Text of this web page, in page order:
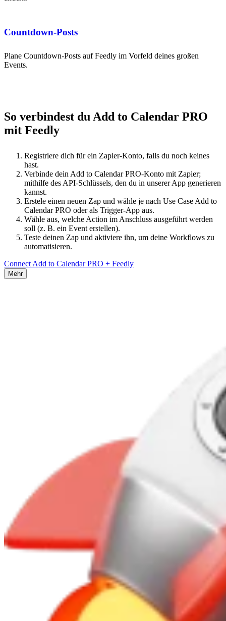
Countdown-Posts
Plane Countdown-Posts auf Feedly im Vorfeld deines großen
Events.
So verbindest du Add to Calendar PRO
mit Feedly
Registriere dich für ein Zapier-Konto, falls du noch keines
hast.
Verbinde dein Add to Calendar PRO-Konto mit Zapier;
mithilfe des API-Schlüssels, den du in unserer App generieren
kannst.
Erstele einen neuen Zap und wähle je nach Use Case Add to
Calendar PRO oder als Trigger-App aus.
Wähle aus, welche Action im Anschluss ausgeführt werden
soll (z. B. ein Event erstellen).
Teste deinen Zap und aktiviere ihn, um deine Workflows zu
automatisieren.
Connect Add to Calendar PRO + Feedly
Mehr